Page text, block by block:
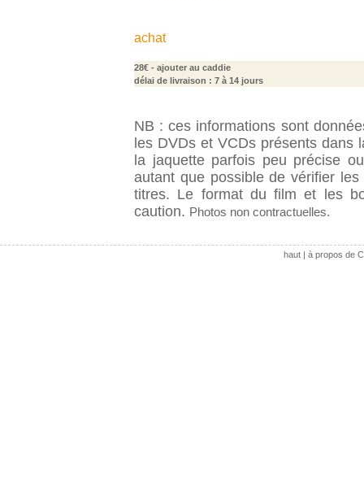
achat
28€ - ajouter au caddie
délai de livraison : 7 à 14 jours
NB : ces informations sont
les DVDs et VCDs présents dans
la jaquette parfois peu précise
autant que possible de vérifier
titres. Le format du film et les
caution. Photos non contractuelles.
haut| à propos de